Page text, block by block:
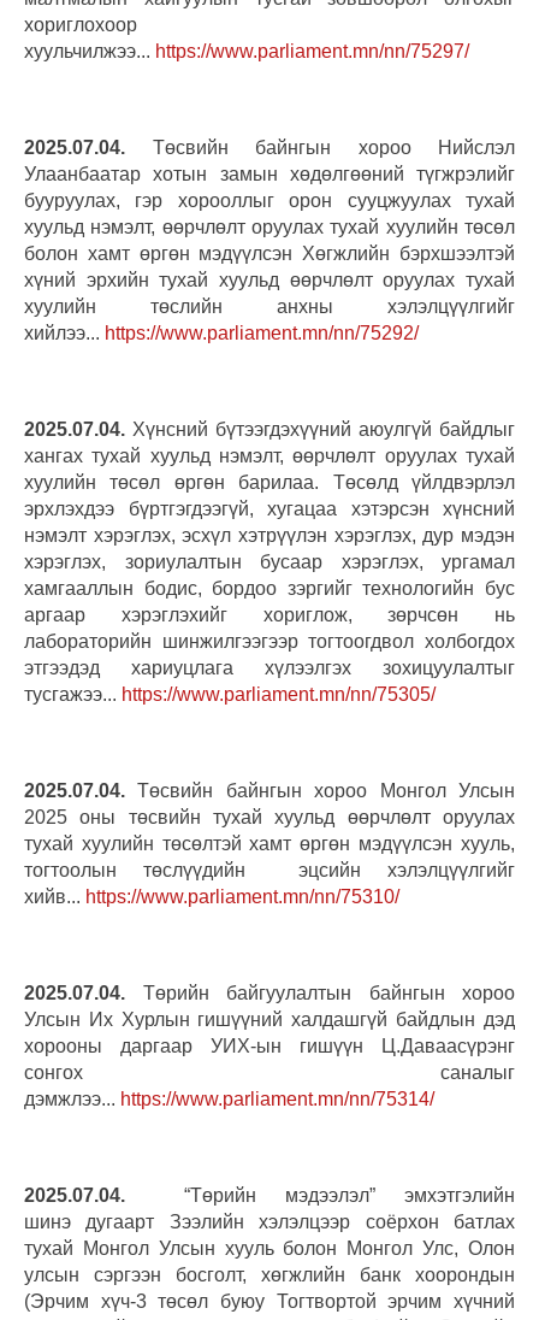
хориглохоор
хуульчилжээ... https://www.parliament.mn/nn/75297/
2025.07.04. Төсвийн байнгын хороо Нийслэл
Улаанбаатар хотын замын хөдөлгөөний түгжрэлийг
бууруулах, гэр хорооллыг орон сууцжуулах тухай
хуульд нэмэлт, өөрчлөлт оруулах тухай хуулийн төсөл
болон хамт өргөн мэдүүлсэн Хөгжлийн бэрхшээлтэй
хүний эрхийн тухай хуульд өөрчлөлт оруулах тухай
хуулийн төслийн анхны хэлэлцүүлгийг
хийлээ... https://www.parliament.mn/nn/75292/
2025.07.04. Хүнсний бүтээгдэхүүний аюулгүй байдлыг
хангах тухай хуульд нэмэлт, өөрчлөлт оруулах тухай
хуулийн төсөл өргөн барилаа. Төсөлд үйлдвэрлэл
эрхлэхдээ бүртгэгдээгүй, хугацаа хэтэрсэн хүнсний
нэмэлт хэрэглэх, эсхүл хэтрүүлэн хэрэглэх, дур мэдэн
хэрэглэх, зориулалтын бусаар хэрэглэх, ургамал
хамгааллын бодис, бордоо зэргийг технологийн бус
аргаар хэрэглэхийг хориглож, зөрчсөн нь
лабораторийн шинжилгээгээр тогтоогдвол холбогдох
этгээдэд хариуцлага хүлээлгэх зохицуулалтыг
тусгажээ... https://www.parliament.mn/nn/75305/
2025.07.04. Төсвийн байнгын хороо Монгол Улсын
2025 оны төсвийн тухай хуульд өөрчлөлт оруулах
тухай хуулийн төсөлтэй хамт өргөн мэдүүлсэн хууль,
тогтоолын төслүүдийн эцсийн хэлэлцүүлгийг
хийв... https://www.parliament.mn/nn/75310/
2025.07.04. Төрийн байгуулалтын байнгын хороо
Улсын Их Хурлын гишүүний халдашгүй байдлын дэд
хорооны даргаар УИХ-ын гишүүн Ц.Даваасүрэнг
сонгох саналыг
дэмжлээ... https://www.parliament.mn/nn/75314/
2025.07.04. “Төрийн мэдээлэл” эмхэтгэлийн
шинэ дугаарт Зээлийн хэлэлцээр соёрхон батлах
тухай Монгол Улсын хууль болон Монгол Улс, Олон
улсын сэргээн босголт, хөгжлийн банк хоорондын
(Эрчим хүч-3 төсөл буюу Тогтвортой эрчим хүчний